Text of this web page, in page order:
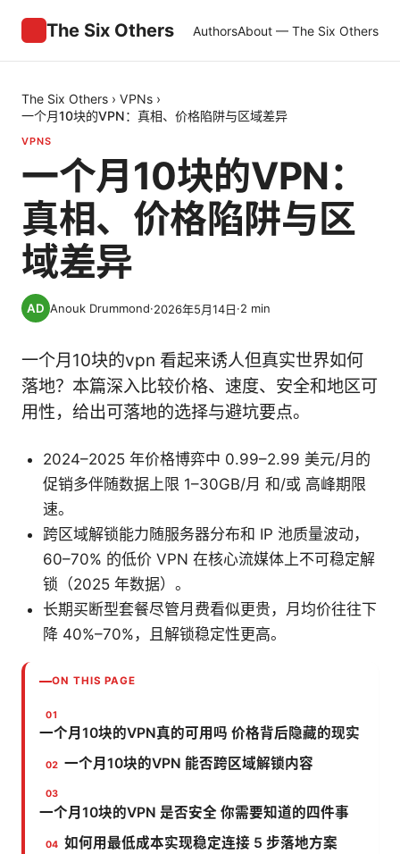
The Six Others AuthorsAbout — The Six Others
The Six Others › VPNs ›
一个月10块的VPN：真相、价格陷阱与区域差异
VPNS
一个月10块的VPN：
真相、价格陷阱与区
域差异
Anouk Drummond·2026年5月14日·2 min
一个月10块的vpn 看起来诱人但真实世界如何
落地？本篇深入比较价格、速度、安全和地区可
用性，给出可落地的选择与避坑要点。
2024–2025 年价格博弈中 0.99–2.99 美元/月的
促销多伴随数据上限 1–30GB/月 和/或 高峰期限
速。
跨区域解锁能力随服务器分布和 IP 池质量波动，
60–70% 的低价 VPN 在核心流媒体上不可稳定解
锁（2025 年数据）。
长期买断型套餐尽管月费看似更贵，月均价往往下
降 40%–70%，且解锁稳定性更高。
ON THIS PAGE
一个月10块的VPN真的可用吗 价格背后隐藏的现实
一个月10块的VPN 能否跨区域解锁内容
一个月10块的VPN 是否安全 你需要知道的四件事
如何用最低成本实现稳定连接 5 步落地方案